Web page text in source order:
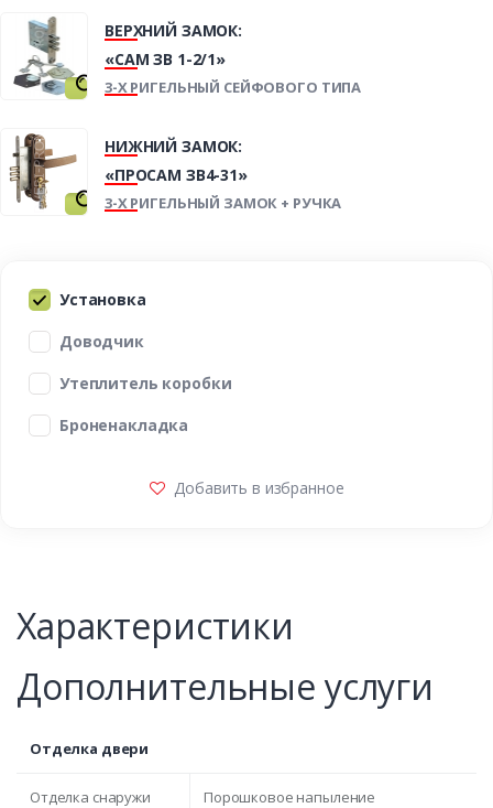
ВЕРХНИЙ ЗАМОК:
«САМ ЗВ 1-2/1»
3-Х РИГЕЛЬНЫЙ СЕЙФОВОГО ТИПА
НИЖНИЙ ЗАМОК:
«ПРОСАМ ЗВ4-31»
3-Х РИГЕЛЬНЫЙ ЗАМОК + РУЧКА
Установка
Доводчик
Утеплитель коробки
Броненакладка
Добавить в избранное
Характеристики
Дополнительные услуги
Отделка двери
Отделка снаружи Порошковое напыление